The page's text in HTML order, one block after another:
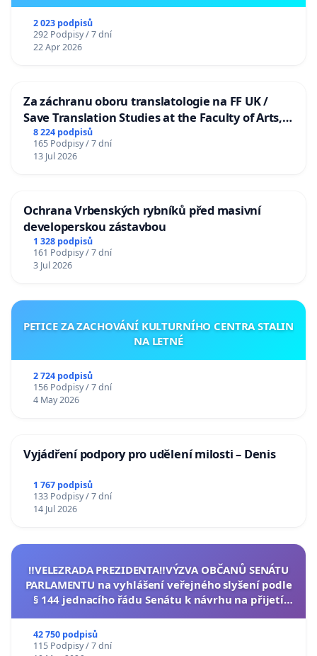
2 023 podpisů
292 Podpisy / 7 dní
22 Apr 2026
Za záchranu oboru translatologie na FF UK /
Save Translation Studies at the Faculty of Arts,
Charles University
8 224 podpisů
165 Podpisy / 7 dní
13 Jul 2026
Ochrana Vrbenských rybníků před masivní
developerskou zástavbou
1 328 podpisů
161 Podpisy / 7 dní
3 Jul 2026
PETICE ZA ZACHOVÁNÍ KULTURNÍHO CENTRA STALIN
NA LETNÉ
2 724 podpisů
156 Podpisy / 7 dní
4 May 2026
Vyjádření podpory pro udělení milosti – Denis
1 767 podpisů
133 Podpisy / 7 dní
14 Jul 2026
‼️VELEZRADA PREZIDENTA‼️VÝZVA OBČANŮ SENÁTU
PARLAMENTU na vyhlášení veřejného slyšení podle
§ 144 jednacího řádu Senátu k návrhu na přijetí
42 750 podpisů
115 Podpisy / 7 dní